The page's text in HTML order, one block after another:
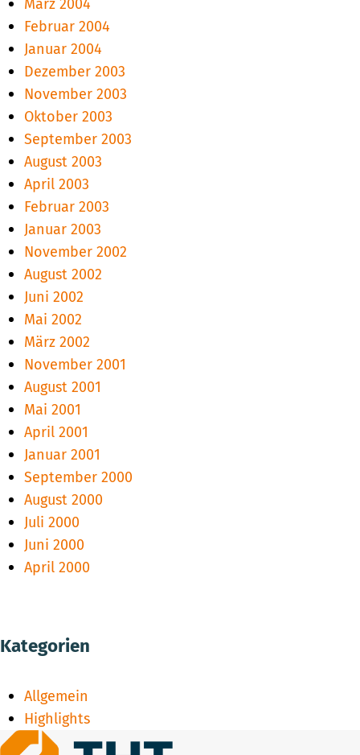
März 2004
Februar 2004
Januar 2004
Dezember 2003
November 2003
Oktober 2003
September 2003
August 2003
April 2003
Februar 2003
Januar 2003
November 2002
August 2002
Juni 2002
Mai 2002
März 2002
November 2001
August 2001
Mai 2001
April 2001
Januar 2001
September 2000
August 2000
Juli 2000
Juni 2000
April 2000
Kategorien
Allgemein
Highlights